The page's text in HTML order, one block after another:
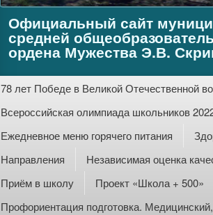
Официальный сайт
средней
ордена Мужества Э.В.
78 лет Победе в Великой Отечественной
Всероссийская олимпиада школьников
Ежедневное меню горячего питания
Направления
Независимая оценка
Приём в школу
Проект «Школа + 500»
Профориентация подготовка.